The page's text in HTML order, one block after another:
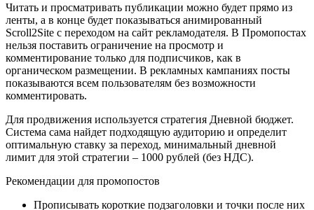
Читать и просматривать публикации можно будет прямо из
ленты, а в конце будет показываться анимированный
Scroll2Site с переходом на сайт рекламодателя. В Промопостах
нельзя поставить ограничение на просмотр и
комментирование только для подписчиков, как в
органическом размещении. В рекламных кампаниях посты
показываются всем пользователям без возможности
комментировать.
Для продвижения​ используется стратегия Дневной бюджет.
Система сама найдет подходящую аудиторию и определит
оптимальную ставку за переход, минимальный дневной
лимит для этой стратегии – 1000 рублей (без НДС).
Рекомендации для промопостов
Прописывать короткие подзаголовки и точки после них